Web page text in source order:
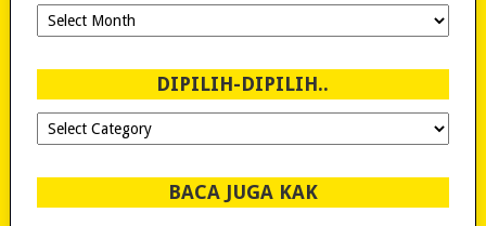
Ngeblog
Sejak
DIPILIH-DIPILIH..
Dipilih-
dipilih..
BACA JUGA KAK